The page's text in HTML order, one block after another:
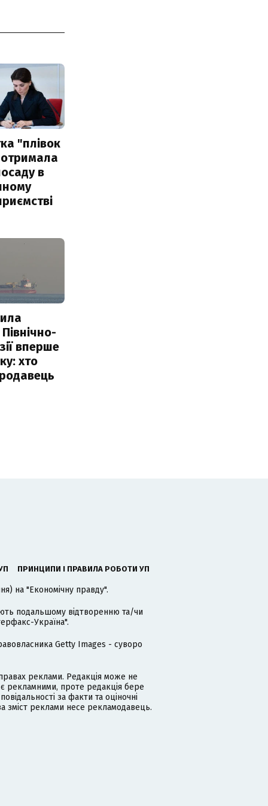
"плівок
в
вперше
хто
ПРИНЦИПИ І ПРАВИЛА РОБОТИ УП
на "Економічну правду".
подальшому відтворенню та/чи
Україна".
Getty Images - суворо
реклами. Редакція може не
рекламними, проте редакція бере
за факти та оціночні
зміст реклами несе рекламодавець.